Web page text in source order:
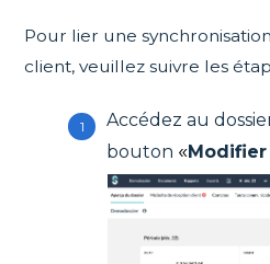
Pour lier une
client, veuillez suivre les
Accédez au
bouton «Modifier